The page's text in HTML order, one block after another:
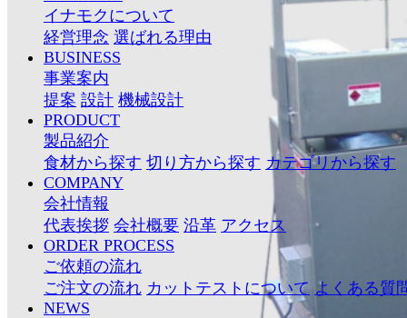
イナモクについて
経営理念 選ばれる理由
BUSINESS
事業案内
提案 設計 機械設計
PRODUCT
製品紹介
食材から探す 切り方から探す カテゴリから探す
COMPANY
会社情報
代表挨拶 会社概要 沿革 アクセス
ORDER PROCESS
ご依頼の流れ
ご注文の流れ カットテストについて よくある質
NEWS